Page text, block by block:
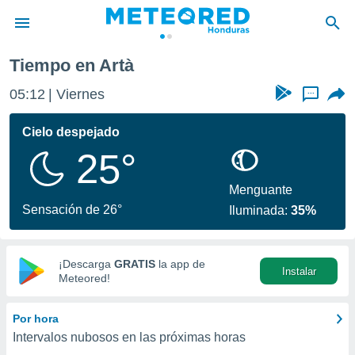
de
ha sido
calidad.
a este
las
y
digital
basada
Tiempo en Artà
05:12 Viernes ...
Cielo despejado
25°
Sensación de 26°
Menguante
Iluminada:35%
¡Descarga GRATIS la app de
Meteored!
Instalar
Por hora
Intervalos nubosos en las próximas horas